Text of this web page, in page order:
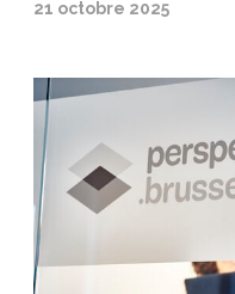
21 octobre 2025